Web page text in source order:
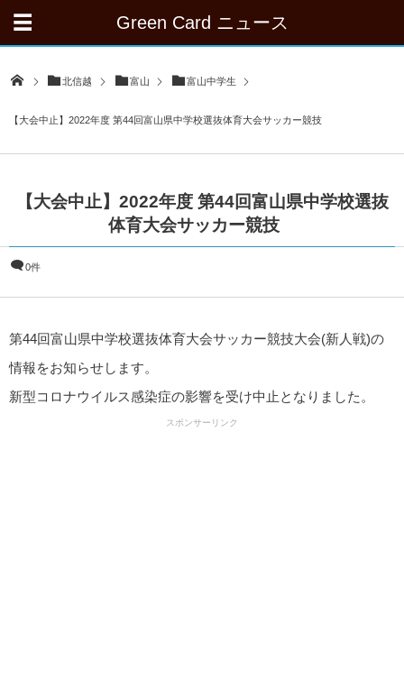
Green Card ニュース
北信越 富山 富山中学生
【大会中止】2022年度 第44回富山県中学校選抜体育大会サッカー競技
【大会中止】2022年度 第44回富山県中学校選抜
体育大会サッカー競技
0件
第44回富山県中学校選抜体育大会サッカー競技大会(新人戦)の
情報をお知らせします。
新型コロナウイルス感染症の影響を受け中止となりました。
スポンサーリンク